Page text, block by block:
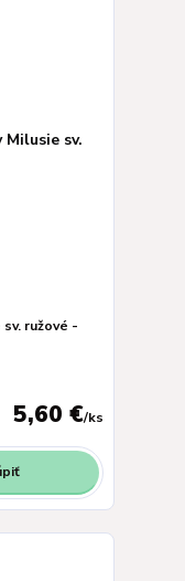
ružové -
5,60 €/ks